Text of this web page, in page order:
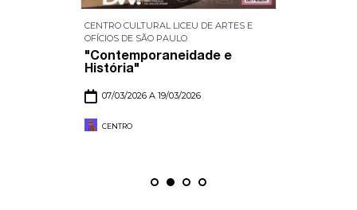
CENTRO CULTURAL LICEU DE ARTES E
OFÍCIOS DE SÃO PAULO
"Contemporaneidade e
História"
07/03/2026 A 19/03/2026
CENTRO